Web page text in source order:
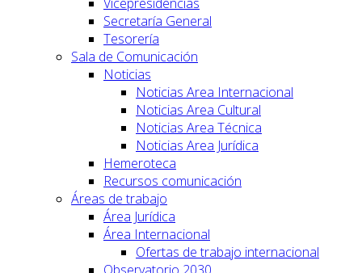
Secretaría General
Tesorería
Sala de Comunicación
Noticias
Noticias Area Internacional
Noticias Area Cultural
Noticias Area Técnica
Noticias Area Jurídica
Hemeroteca
Recursos comunicación
Áreas de trabajo
Área Jurídica
Área Internacional
Ofertas de trabajo internacional